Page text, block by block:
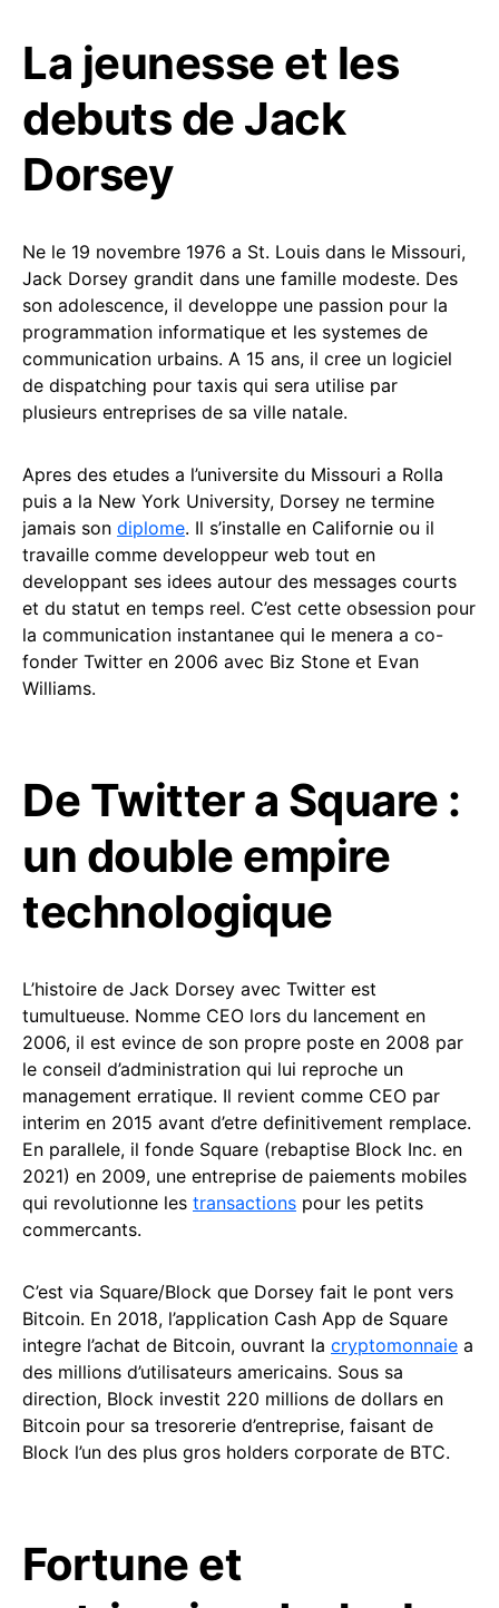
La jeunesse et les
debuts de Jack
Dorsey
Ne le 19 novembre 1976 a St. Louis dans le Missouri,
Jack Dorsey grandit dans une famille modeste. Des
son adolescence, il developpe une passion pour la
programmation informatique et les systemes de
communication urbains. A 15 ans, il cree un logiciel
de dispatching pour taxis qui sera utilise par
plusieurs entreprises de sa ville natale.
Apres des etudes a l’universite du Missouri a Rolla
puis a la New York University, Dorsey ne termine
jamais son diplome. Il s’installe en Californie ou il
travaille comme developpeur web tout en
developpant ses idees autour des messages courts
et du statut en temps reel. C’est cette obsession pour
la communication instantanee qui le menera a co-
fonder Twitter en 2006 avec Biz Stone et Evan
Williams.
De Twitter a Square :
un double empire
technologique
L’histoire de Jack Dorsey avec Twitter est
tumultueuse. Nomme CEO lors du lancement en
2006, il est evince de son propre poste en 2008 par
le conseil d’administration qui lui reproche un
management erratique. Il revient comme CEO par
interim en 2015 avant d’etre definitivement remplace.
En parallele, il fonde Square (rebaptise Block Inc. en
2021) en 2009, une entreprise de paiements mobiles
qui revolutionne les transactions pour les petits
commercants.
C’est via Square/Block que Dorsey fait le pont vers
Bitcoin. En 2018, l’application Cash App de Square
integre l’achat de Bitcoin, ouvrant la cryptomonnaie a
des millions d’utilisateurs americains. Sous sa
direction, Block investit 220 millions de dollars en
Bitcoin pour sa tresorerie d’entreprise, faisant de
Block l’un des plus gros holders corporate de BTC.
Fortune et